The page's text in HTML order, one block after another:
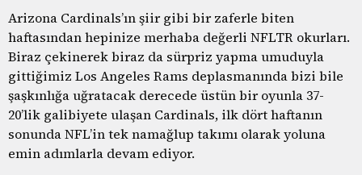
Arizona Cardinals’ın şiir gibi bir zaferle biten
haftasından hepinize merhaba değerli NFLTR okurları.
Biraz çekinerek biraz da sürpriz yapma umuduyla
gittiğimiz Los Angeles Rams deplasmanında bizi bile
şaşkınlığa uğratacak derecede üstün bir oyunla 37-
20’lik galibiyete ulaşan Cardinals, ilk dört haftanın
sonunda NFL’in tek namağlup takımı olarak yoluna
emin adımlarla devam ediyor.